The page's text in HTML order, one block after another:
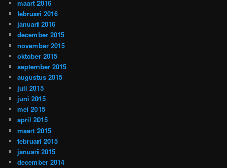
maart 2016
februari 2016
januari 2016
december 2015
november 2015
oktober 2015
september 2015
augustus 2015
juli 2015
juni 2015
mei 2015
april 2015
maart 2015
februari 2015
januari 2015
december 2014